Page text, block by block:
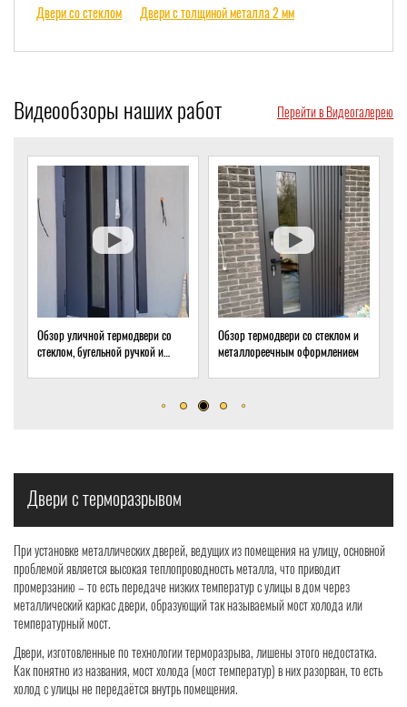
Двери со стеклом
Двери с толщиной металла 2 мм
Видеообзоры наших работ Перейти в Видеогалерею
со
Обзор термодвери со стеклом и
металлореечным оформлением
Обзор термодвери с ковкой и
стеклом для подвала
Двери с терморазрывом
При установке металлических дверей, ведущих из помещения на улицу, основной
проблемой является высокая теплопроводность металла, что приводит
промерзанию – то есть передаче низких температур с улицы в дом через
металлический каркас двери, образующий так называемый мост холода или
температурный мост.
Двери, изготовленные по технологии терморазрыва, лишены этого недостатка.
Как понятно из названия, мост холода (мост температур) в них разорван, то есть
холод с улицы не передаётся внутрь помещения.